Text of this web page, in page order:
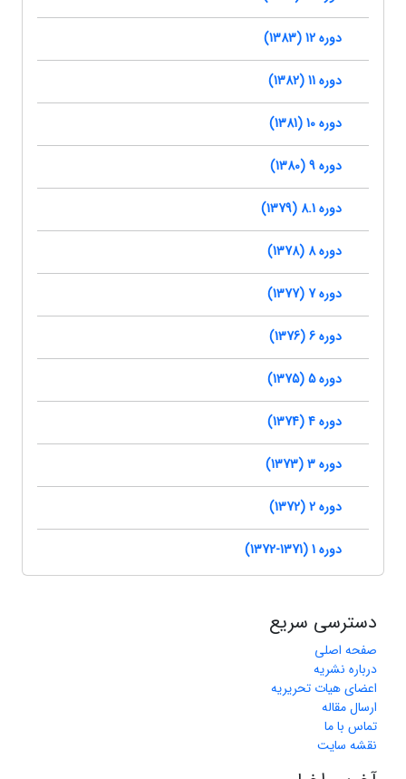
دوره 12 (1383)
دوره 11 (1382)
دوره 10 (1381)
دوره 9 (1380)
دوره 8.1 (1379)
دوره 8 (1378)
دوره 7 (1377)
دوره 6 (1376)
دوره 5 (1375)
دوره 4 (1374)
دوره 3 (1373)
دوره 2 (1372)
دوره 1 (1371-1372)
دسترسی سریع
صفحه اصلی
درباره نشریه
اعضای هیات تحریریه
ارسال مقاله
تماس با ما
نقشه سایت